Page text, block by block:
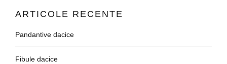
ARTICOLE RECENTE
Pandantive dacice
Fibule dacice